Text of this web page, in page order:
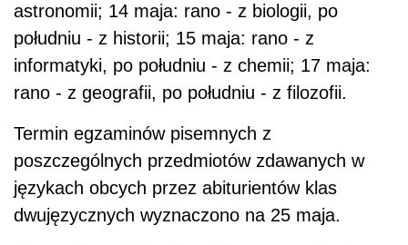
astronomii; 14 maja: rano - z biologii, po
południu - z historii; 15 maja: rano - z
informatyki, po południu - z chemii; 17 maja:
rano - z geografii, po południu - z filozofii.
Termin egzaminów pisemnych z
poszczególnych przedmiotów zdawanych w
językach obcych przez abiturientów klas
dwujęzycznych wyznaczono na 25 maja.